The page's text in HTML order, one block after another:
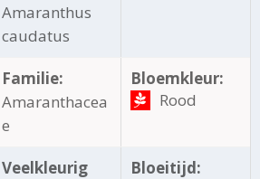
Amaranthus
caudatus
Familie:
Amaranthacea
e
Bloemkleur:
Rood
Veelkleurig
Bloeitijd: